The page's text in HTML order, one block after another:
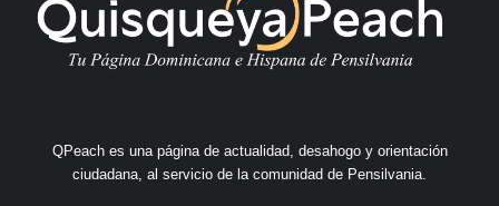
QPeach es una página de actualidad, desahogo y orientación
ciudadana, al servicio de la comunidad de Pensilvania.